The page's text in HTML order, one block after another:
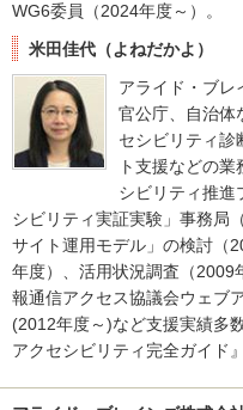
WG6委員（2024年度～）。
米田佳代（よねだかよ）
アライド・ブ
官公庁、自治体
セシビリティ診
ト支援などの
シビリティ推進
シビリティ実証実験」事務局
サイト運用モデル」の検討（
年度）、活用状況調査（2009
報通信アクセス協議会ウェブ
(2012年度～)など支援実績
アクセシビリティ完全ガイド